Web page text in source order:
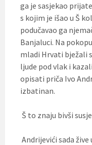
ga je sasjekao
s kojim je išao u Š
podučavao ga
Banjaluci. Na
mladi Hrvati bježali
ljude pod vlak i
opisati priča Ivo
izbatinan.
Š to znaju bivši
Andrijevići sada